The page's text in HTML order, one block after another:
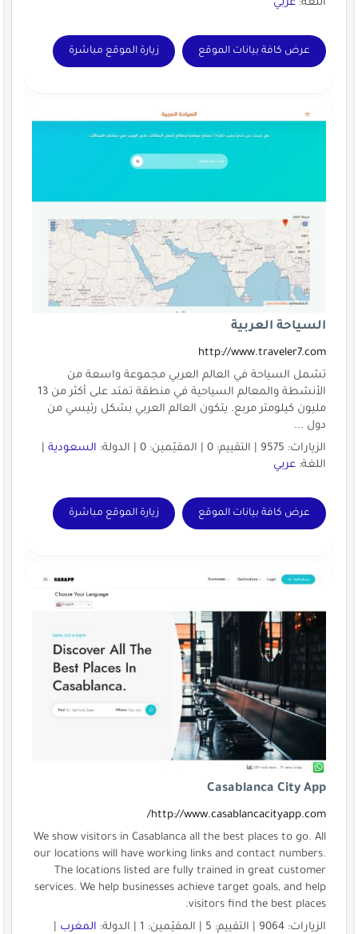
اللغة: عربي
عرض كافة بيانات الموقع زيارة الموقع مباشرة
السياحة العربية
http://www.traveler7.com
تشمل السياحة في العالم العربي مجموعة واسعة من
الأنشطة والمعالم السياحية في منطقة تمتد على أكثر من 13
مليون كيلومتر مربع. يتكون العالم العربي بشكل رئيسي من
دول ...
الزيارات: 9575 | التقييم: 0 | المقيّمين: 0 | الدولة:
السعودية|
اللغة: عربي
عرض كافة بيانات الموقع زيارة الموقع مباشرة
Casablanca City App
http://www.casablancacityapp.com/
We show visitors in Casablanca all the best places to go. All
our locations will have working links and contact numbers.
The locations listed are fully trained in great customer
services. We help businesses achieve target goals, and help
visitors find the best places.
الزيارات: 9064 | التقييم: 5 | المقيّمين: 1 | الدولة:
المغرب|